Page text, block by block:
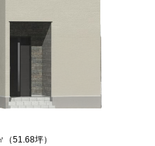
51.68坪）